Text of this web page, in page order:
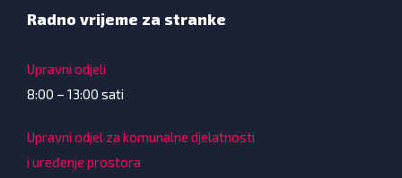
Radno vrijeme za stranke
Upravni odjeli
8:00 – 13:00 sati
Upravni odjel za komunalne djelatnosti
i uređenje prostora